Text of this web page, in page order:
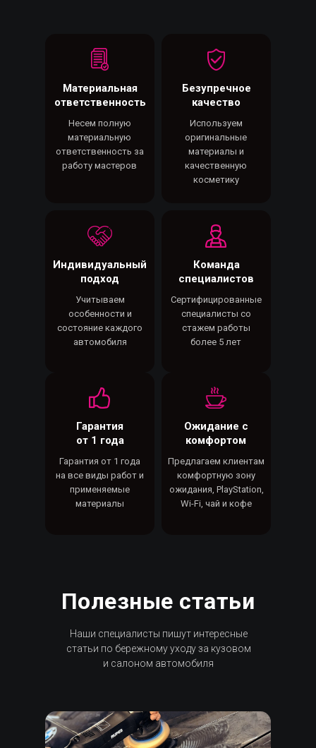
Материальная
ответственность
Несем полную
материальную
ответственность за
работу мастеров
Безупречное
качество
Используем
оригинальные
материалы и
качественную
косметику
Индивидуальный
подход
Учитываем
особенности и
состояние каждого
автомобиля
Команда
специалистов
Сертифицированные
специалисты со
стажем работы
более 5 лет
Гарантия
от 1 года
Гарантия от 1 года
на все виды работ и
применяемые
материалы
Ожидание с
комфортом
Предлагаем клиентам
комфортную зону
ожидания, PlayStation,
Wi-Fi, чай и кофе
Полезные статьи
Наши специалисты пишут интересные
статьи по бережному уходу за кузовом
и салоном автомобиля